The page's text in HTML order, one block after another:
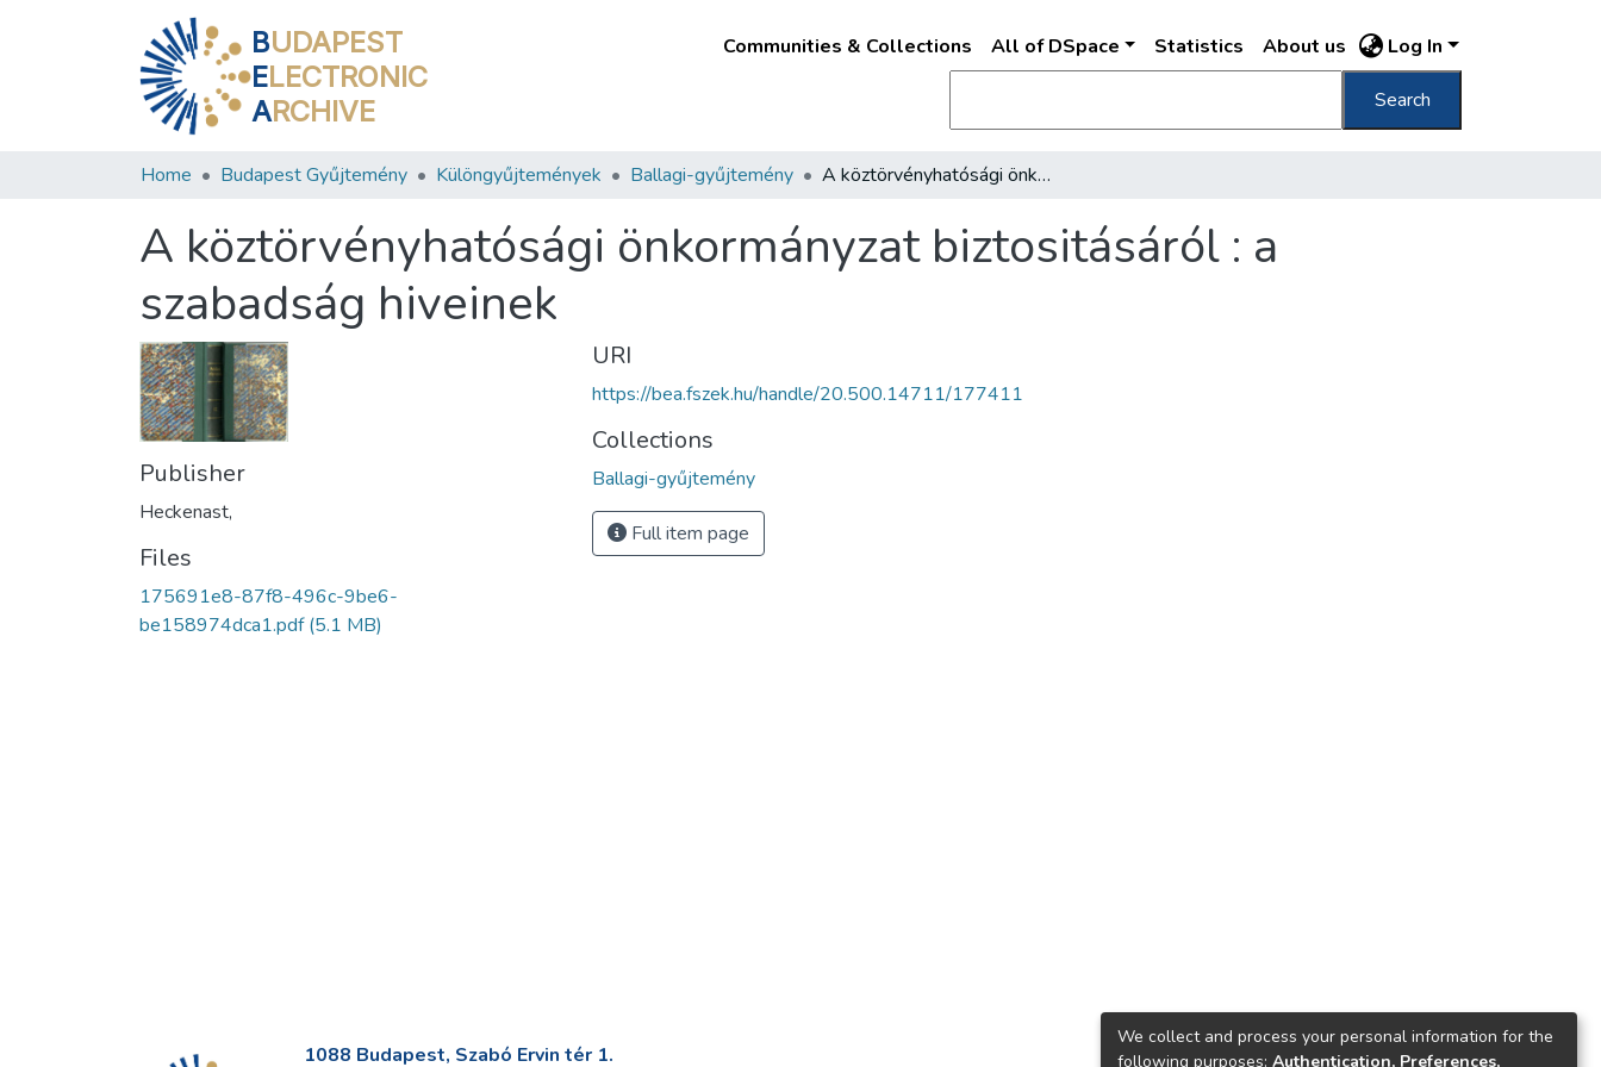
BUDAPEST
ELECTRONIC
ARCHIVE
Communities & Collections All of DSpace Statistics About us Log In
Search
Home Budapest Gyűjtemény Különgyűjtemények Ballagi-gyűjtemény A köztörvényhatósági önkormányzat biztositásáról : a szabadság hiveinek
A köztörvényhatósági önkormányzat biztositásáról : a
szabadság hiveinek
Publisher
Heckenast,
Files
175691e8-87f8-496c-9be6-
be158974dca1.pdf(5.1 MB)
URI
https://bea.fszek.hu/handle/20.500.14711/177411
Collections
Ballagi-gyűjtemény
Full item page
1088 Budapest, Szabó Ervin tér 1.
We collect and process your personal information for the
following purposes: Authentication, Preferences,